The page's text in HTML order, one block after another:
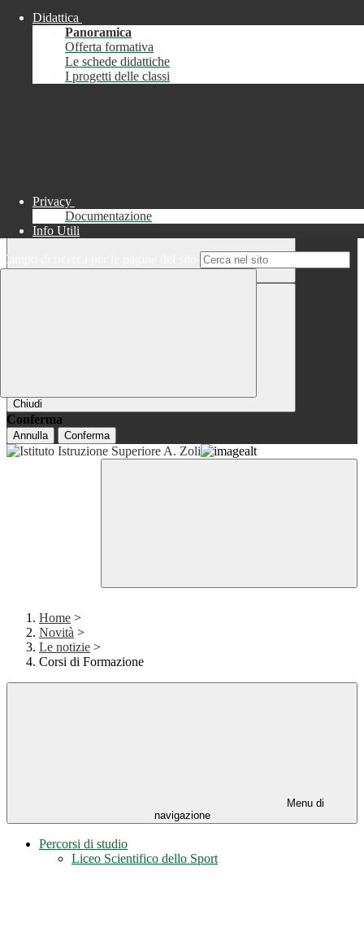
Chiudi
Informazione
Chiudi
Conferma
Annulla Conferma
Didattica
Panoramica
Offerta formativa
Le schede didattiche
I progetti delle classi
Privacy
Documentazione
Info Utili
Campo di ricerca per le pagine del sito
Home >
Novità >
Le notizie >
Corsi di Formazione
Menu di
navigazione
Percorsi di studio
Liceo Scientifico dello Sport